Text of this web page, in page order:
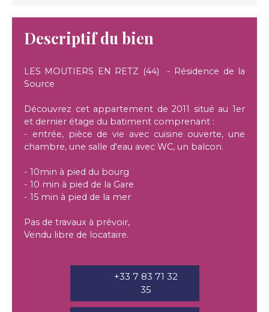
Descriptif du bien
LES MOUTIERS EN RETZ (44) - Résidence de la
Source
Découvrez cet appartement de 2011 situé au 1er
et dernier étage du batiment comprenant :
- entrée, pièce de vie avec cuisine ouverte, une
chambre, une salle d'eau avec WC, un balcon.
- 10min à pied du bourg
- 10 min à pied de la Gare
- 15 min à pied de la mer
Pas de travaux à prévoir,
Vendu libre de locataire.
+33 7 83 71 32
35